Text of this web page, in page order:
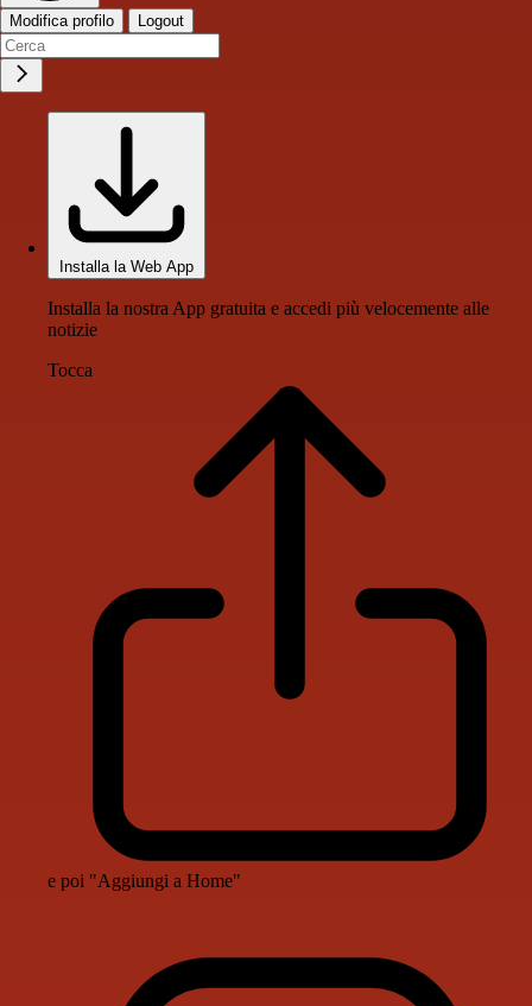
Modifica profilo Logout
Installa la Web App
Installa la nostra App gratuita e accedi più velocemente alle
notizie
Tocca
e poi "Aggiungi a Home"